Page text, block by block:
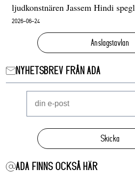
ljudkonstnären Jassem Hindi
2026-06-24
Anslagstavlan
NYHETSBREV FRÅN ADA
Skicka
ADA FINNS OCKSÅ HÄR